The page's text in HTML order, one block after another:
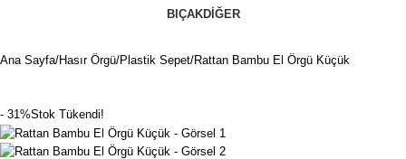
BIÇAKDIĞER
Ana Sayfa Hasır Örgü Plastik Sepet Rattan Bambu El Örgü Küçük
- 31%Stok Tükendi!